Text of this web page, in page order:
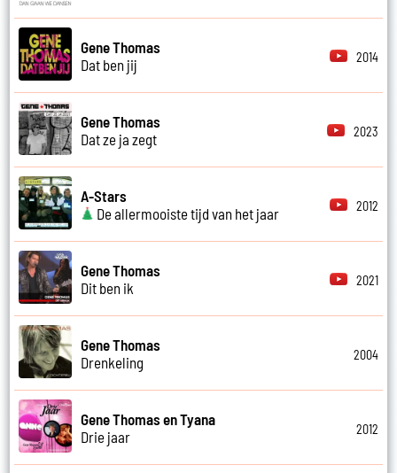
Gene Thomas
Dat ben jij
2014
Gene Thomas
Dat ze ja zegt
2023
A-Stars
De allermooiste tijd van het jaar
2012
Gene Thomas
Dit ben ik
2021
Gene Thomas
Drenkeling
2004
Gene Thomas en Tyana
Drie jaar
2012